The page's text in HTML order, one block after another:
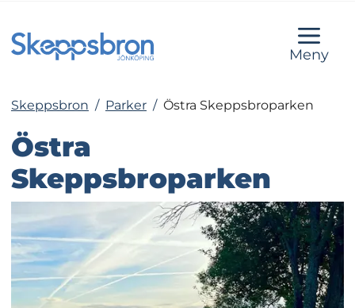
Meny
Skeppsbron / Parker / Östra Skeppsbroparken
Östra
Skeppsbroparken